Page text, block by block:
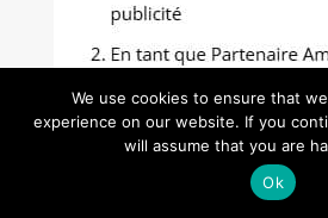
We use cookies to ensure that
experience on our website. If you
will assume that you are
Ok